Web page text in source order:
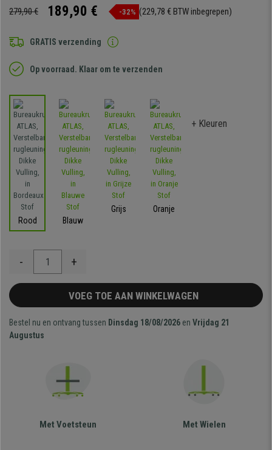
279,90 € 189,90 € -32% (229,78 € BTW inbegrepen)
GRATIS verzending
Op voorraad. Klaar om te verzenden
Rood Blauw
Grijs Oranje
+ Kleuren
- +
VOEG TOE AAN WINKELWAGEN
Bestel nu en ontvang tussen Dinsdag 18/08/2026 en Vrijdag 21
Augustus
Met Voetsteun Met Wielen